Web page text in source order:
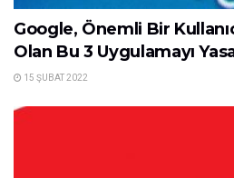
Google, Önemli Bir
Olan Bu 3 Uygulamayı
15 ŞUBAT 2022